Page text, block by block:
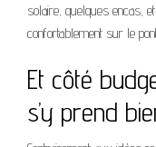
solaire, quelques encas,
confortablement sur le
Et côté
s’y prend